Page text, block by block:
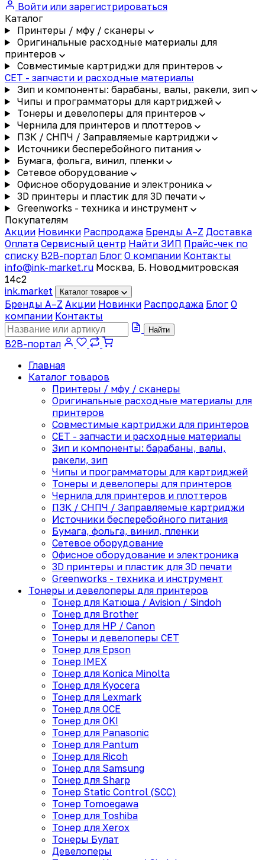
Войти или зарегистрироваться
Каталог
Принтеры / мфу / сканеры
Оригинальные расходные материалы для
принтеров
Совместимые картриджи для принтеров
CET - запчасти и расходные материалы
Зип и компоненты: барабаны, валы, ракели, зип
Чипы и программаторы для картриджей
Тонеры и девелоперы для принтеров
Чернила для принтеров и плоттеров
ПЗК / СНПЧ / Заправляемые картриджи
Источники бесперебойного питания
Бумага, фольга, винил, пленки
Сетевое оборудование
Офисное оборудование и электроника
3D принтеры и пластик для 3D печати
Greenworks - техника и инструмент
Покупателям
Акции Новинки Распродажа Бренды A–Z Доставка
Оплата Сервисный центр Найти ЗИП Прайс-чек по
списку B2B-портал Блог О компании Контакты
info@ink-market.ru Москва, Б. Новодмитровская
14с2
ink.market Каталог товаров
Бренды A–Z Акции Новинки Распродажа Блог О
компании Контакты
Найти
B2B-портал
Главная
Каталог товаров
Принтеры / мфу / сканеры
Оригинальные расходные материалы для
принтеров
Совместимые картриджи для принтеров
CET - запчасти и расходные материалы
Зип и компоненты: барабаны, валы,
ракели, зип
Чипы и программаторы для картриджей
Тонеры и девелоперы для принтеров
Чернила для принтеров и плоттеров
ПЗК / СНПЧ / Заправляемые картриджи
Источники бесперебойного питания
Бумага, фольга, винил, пленки
Сетевое оборудование
Офисное оборудование и электроника
3D принтеры и пластик для 3D печати
Greenworks - техника и инструмент
Тонеры и девелоперы для принтеров
Тонер для Катюша / Avision / Sindoh
Тонер для Brother
Тонер для HP / Canon
Тонеры и девелоперы CET
Тонер для Epson
Тонер IMEX
Тонер для Konica Minolta
Тонер для Kyocera
Тонер для Lexmark
Тонер для OCE
Тонер для OKI
Тонер для Panasonic
Тонер для Pantum
Тонер для Ricoh
Тонер для Samsung
Тонер для Sharp
Тонер Static Control (SCC)
Тонер Tomoegawa
Тонер для Toshiba
Тонер для Xerox
Тонеры Булат
Девелоперы